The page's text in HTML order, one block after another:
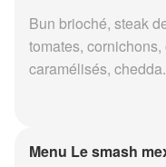
Bun brioché, steak
tomates,
caramélisés,
Menu Le smash